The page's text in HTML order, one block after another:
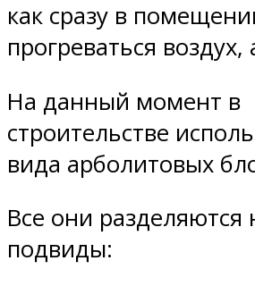
как сразу в
прогреваться
На данный момент в
строительстве
вида арболитовых
Все они разделяются
подвиды: